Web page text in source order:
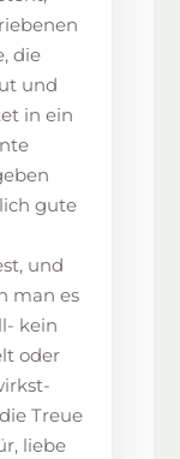
die
und
in ein
gute
und
man es
kein
oder
Treue
liebe